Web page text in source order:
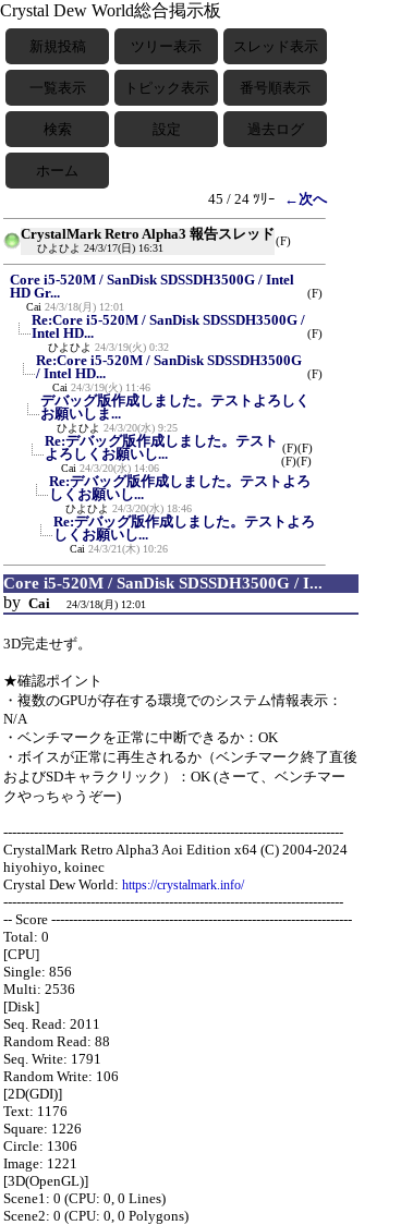
Crystal Dew World総合掲示板
新規投稿 ツリー表示 スレッド表示
一覧表示 トピック表示 番号順表示
検索 設定 過去ログ
ホーム
45 / 24 ﾂﾘｰ
←次へ
CrystalMark Retro Alpha3 報告スレッド
ひよひよ 24/3/17(日) 16:31
(F)
Core i5-520M / SanDisk SDSSDH3500G / Intel
HD Gr...
Cai 24/3/18(月) 12:01
(F)
Re:Core i5-520M / SanDisk SDSSDH3500G /
Intel HD...
ひよひよ 24/3/19(火) 0:32
(F)
Re:Core i5-520M / SanDisk SDSSDH3500G
/ Intel HD...
Cai 24/3/19(火) 11:46
(F)
デバッグ版作成しました。テストよろしく
お願いしま...
ひよひよ 24/3/20(水) 9:25
Re:デバッグ版作成しました。テスト
よろしくお願いし...
Cai 24/3/20(水) 14:06
(F)(F)
(F)(F)
Re:デバッグ版作成しました。テストよろ
しくお願いし...
ひよひよ 24/3/20(水) 18:46
Re:デバッグ版作成しました。テストよろ
しくお願いし...
Cai 24/3/21(木) 10:26
Core i5-520M / SanDisk SDSSDH3500G / I...
by Cai 24/3/18(月) 12:01
3D完走せず。
★確認ポイント
・複数のGPUが存在する環境でのシステム情報表示：
N/A
・ベンチマークを正常に中断できるか：OK
・ボイスが正常に再生されるか（ベンチマーク終了直後
およびSDキャラクリック）：OK (さーて、ベンチマー
クやっちゃうぞー)
------------------------------------------------------------------------------
CrystalMark Retro Alpha3 Aoi Edition x64 (C) 2004-2024
hiyohiyo, koinec
Crystal Dew World: https://crystalmark.info/
------------------------------------------------------------------------------
-- Score ---------------------------------------------------------------------
Total: 0
[CPU]
Single: 856
Multi: 2536
[Disk]
Seq. Read: 2011
Random Read: 88
Seq. Write: 1791
Random Write: 106
[2D(GDI)]
Text: 1176
Square: 1226
Circle: 1306
Image: 1221
[3D(OpenGL)]
Scene1: 0 (CPU: 0, 0 Lines)
Scene2: 0 (CPU: 0, 0 Polygons)